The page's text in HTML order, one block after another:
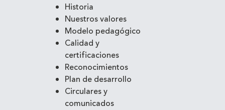
Historia
Nuestros valores
Modelo pedagógico
Calidad y
certificaciones
Reconocimientos
Plan de desarrollo
Circulares y
comunicados